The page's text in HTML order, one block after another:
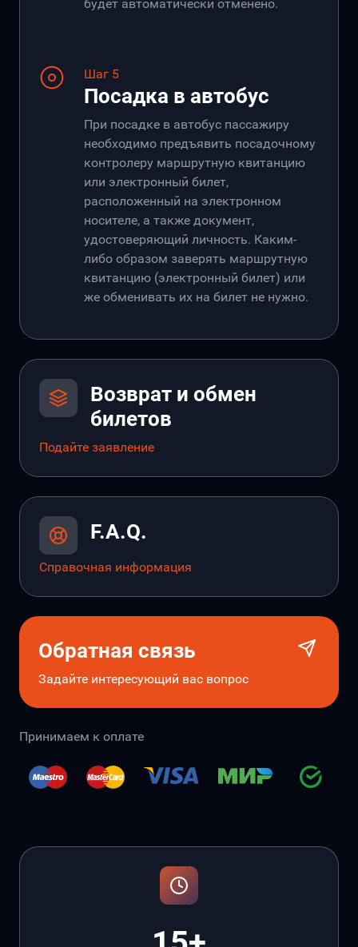
будет автоматически отменено.
Шаг 5
Посадка в автобус
При посадке в автобус пассажиру
необходимо предъявить посадочному
контролеру маршрутную квитанцию
или электронный билет,
расположенный на электронном
носителе, а также документ,
удостоверяющий личность. Каким-
либо образом заверять маршрутную
квитанцию (электронный билет) или
же обменивать их на билет не нужно.
Возврат и обмен
билетов
Подайте заявление
F.A.Q.
Справочная информация
Обратная связь
Задайте интересующий вас вопрос
Принимаем к оплате